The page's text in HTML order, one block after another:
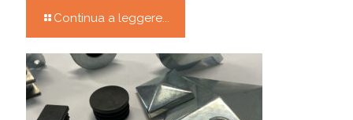
Continua a leggere...